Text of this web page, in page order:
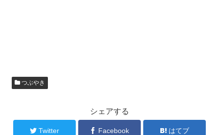
つぶやき
シェアする
Twitter Facebook はてブ